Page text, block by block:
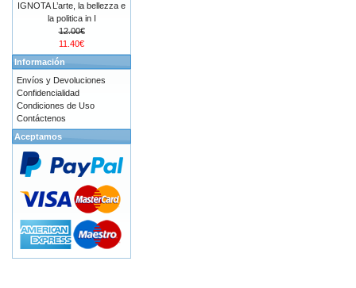
IGNOTA L’arte, la bellezza e
la politica in I
12.00€
11.40€
Información
Envíos y Devoluciones
Confidencialidad
Condiciones de Uso
Contáctenos
Aceptamos